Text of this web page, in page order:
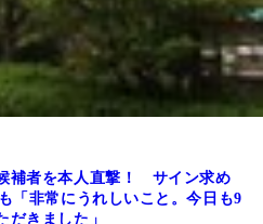
補者を本人直撃！ サイン求め
「非常にうれしいこと。今日も9
だきました」